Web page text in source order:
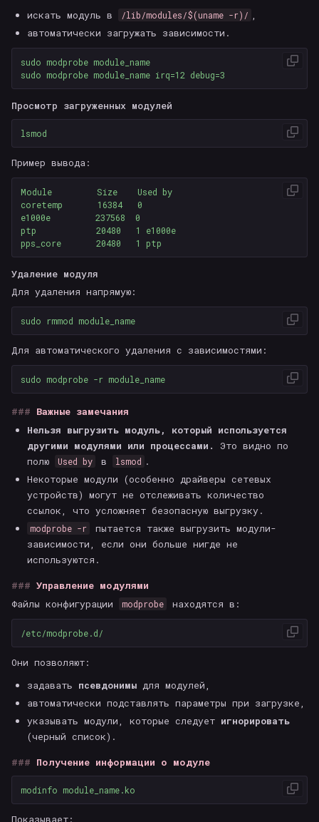
искать модуль в
/lib/modules/$(uname -r)/ ,
автоматически загружать зависимости.
sudo
sudo modprobe module_name irq=12 debug=
Просмотр загруженных модулей
Пример вывода:
Module         Size    Used by
coretemp       16384   0
e1000e         237568  0
ptp            20480   1 e1000e
Удаление модуля
Для удаления напрямую:
sudo
Для автоматического удаления с зависимостями:
sudo modprobe -r
Важные замечания
Нельзя выгрузить модуль, который используется
другими модулями или процессами.
Это видно по
полю
Used by в lsmod .
Некоторые модули (особенно драйверы сетевых
устройств) могут не отслеживать количество
ссылок, что усложняет безопасную выгрузку.
modprobe -r
пытается также выгрузить модули-
зависимости, если они больше нигде не
используются.
Управление модулями
Файлы конфигурации
modprobe находятся в:
Они позволяют:
задавать псевдонимы для модулей,
автоматически подставлять параметры при загрузке,
указывать модули, которые следует игнорировать
(черный список).
Получение информации о модуле
Показывает: